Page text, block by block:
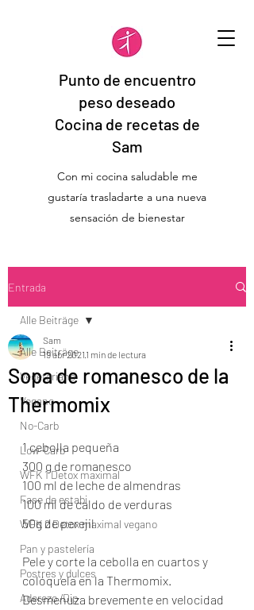
Punto de encuentro
peso deseado
Cocina de recetas de
Sam
Con mi cocina saludable me
gustaría trasladarte a una nueva
sensación de bienestar
Entrada
Alle Beiträge
Vegetariano
Vegano
No-Carb
Low-Carb
WFK 1 Detox maximal
Fase de estabi
WFK 2 Detox maximal vegano
Pan y pastelería
Postres y dulces
Aderezo /Dip
Alle Beiträge
Sopa de romanesco de la
Thermomix
Sam
19 abr 2021 1 min de lectura
1 cebolla pequeña
300 g de romanesco
100 ml de leche de almendras
100 ml de caldo de verduras
50g de perejil
Pele y corte la cebolla en cuartos y
colóquela en la Thermomix.
Desmenuza brevemente en velocidad